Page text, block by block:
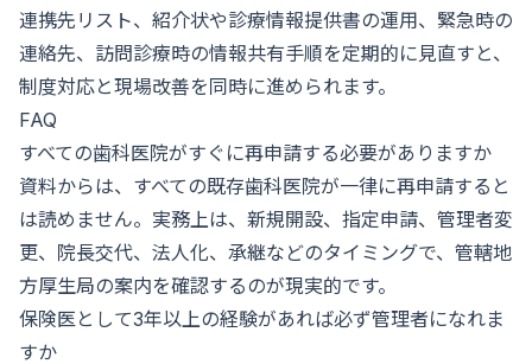
連携先リスト、紹介状や診療情報提供書の運用、緊急時の
連絡先、訪問診療時の情報共有手順を定期的に見直すと、
制度対応と現場改善を同時に進められます。
FAQ
すべての歯科医院がすぐに再申請する必要がありますか
資料からは、すべての既存歯科医院が一律に再申請すると
は読めません。実務上は、新規開設、指定申請、管理者変
更、院長交代、法人化、承継などのタイミングで、管轄地
方厚生局の案内を確認するのが現実的です。
保険医として3年以上の経験があれば必ず管理者になれま
すか